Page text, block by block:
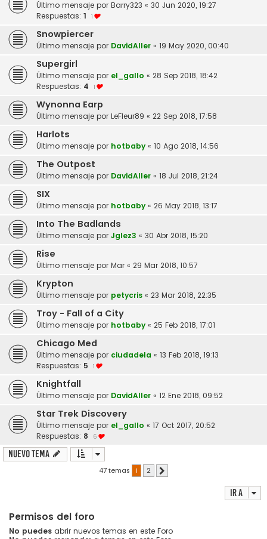
Último mensaje por Barry323 « 30 Jun 2020, 19:27
Respuestas: 1 1
Snowpiercer
Último mensaje por DavidAller « 19 May 2020, 00:40
Supergirl
Último mensaje por el_gallo « 28 Sep 2018, 18:42
Respuestas: 4 1
Wynonna Earp
Último mensaje por LeFleur89 « 22 Sep 2018, 17:58
Harlots
Último mensaje por hotbaby « 10 Ago 2018, 14:56
The Outpost
Último mensaje por DavidAller « 18 Jul 2018, 21:24
SIX
Último mensaje por hotbaby « 26 May 2018, 13:17
Into The Badlands
Último mensaje por Jglez3 « 30 Abr 2018, 15:20
Rise
Último mensaje por Mar « 29 Mar 2018, 10:57
Krypton
Último mensaje por petycris « 23 Mar 2018, 22:35
Troy - Fall of a City
Último mensaje por hotbaby « 25 Feb 2018, 17:01
Chicago Med
Último mensaje por ciudadela « 13 Feb 2018, 19:13
Respuestas: 5 1
Knightfall
Último mensaje por DavidAller « 12 Ene 2018, 09:52
Star Trek Discovery
Último mensaje por el_gallo « 17 Oct 2017, 20:52
Respuestas: 8 6
Nuevo Tema
47 temas 1 2
Ir a
Permisos del foro
No puedes abrir nuevos temas en este Foro